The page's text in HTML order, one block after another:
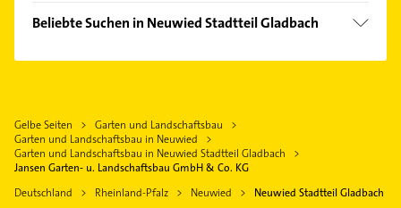
Mülheim-Kärlich
Dierdorf
Ransbach-Baumbach
Bad Hönningen
Lahnstein
Rohrreinigung
Steuerberater
Schreiner
Rechtsanwalt
Putzfrau
Beliebte Suchen in Neuwied Stadtteil Gladbach
Fensterbauer
Fenster
Gelbe Seiten
Garten und Landschaftsbau
Garten und Landschaftsbau in Neuwied
Garten und Landschaftsbau in Neuwied Stadtteil Gladbach
Jansen Garten- u. Landschaftsbau GmbH & Co. KG
Deutschland
Rheinland-Pfalz Neuwied Neuwied Stadtteil Gladbach